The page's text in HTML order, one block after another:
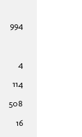
994
4
114
508
16